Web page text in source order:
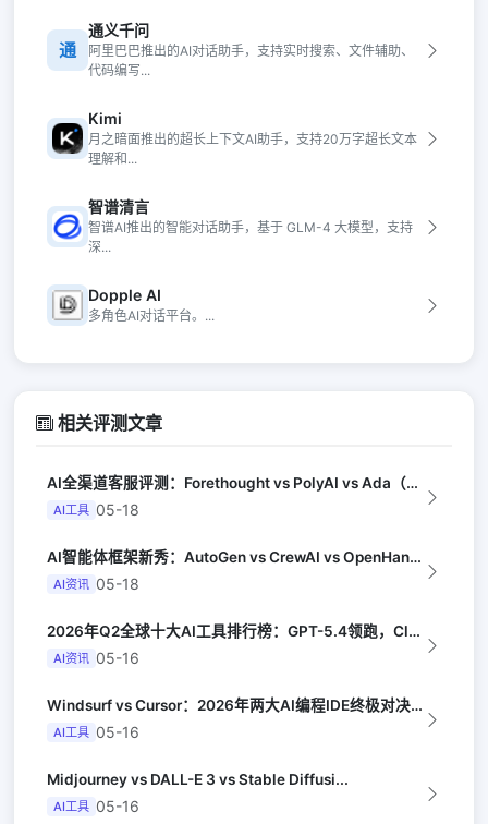
通
通义千问
阿里巴巴推出的AI对话助手，支持实时搜索、文件辅助、
代码编写...
Kimi
月之暗面推出的超长上下文AI助手，支持20万字超长文本
理解和...
智谱清言
智谱AI推出的智能对话助手，基于 GLM-4 大模型，支持
深...
Dopple AI
多角色AI对话平台。...
相关评测文章
AI全渠道客服评测：Forethought vs PolyAI vs Ada（G...
AI工具 05-18
AI智能体框架新秀：AutoGen vs CrewAI vs OpenHands...
AI资讯 05-18
2026年Q2全球十大AI工具排行榜：GPT-5.4领跑，Claude Opus...
AI资讯 05-16
Windsurf vs Cursor：2026年两大AI编程IDE终极对决实测（...
AI工具 05-16
Midjourney vs DALL-E 3 vs Stable Diffusi...
AI工具 05-16